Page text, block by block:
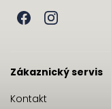
Zákaznický servis
Kontakt